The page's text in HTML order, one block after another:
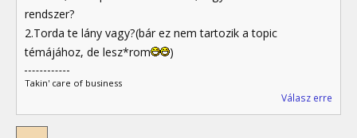
rendszer?
2.Torda te lány vagy?(bár ez nem tartozik a topic
témájához, de lesz*rom
)
Takin' care of business
Válasz erre